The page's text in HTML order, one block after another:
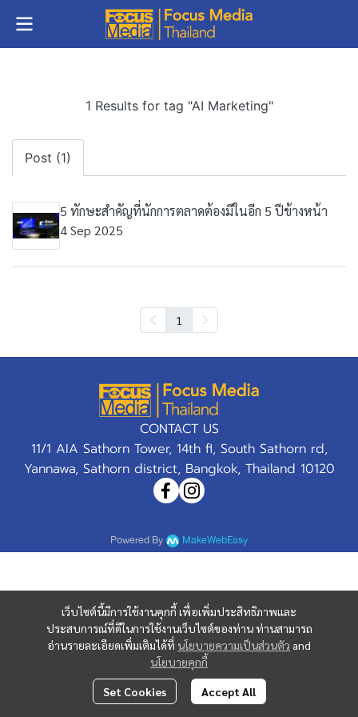
1 Results for tag "AI Marketing"
Post (1)
5 ทักษะสำคัญที่นักการตลาดต้องมีในอีก 5 ปีข้างหน้า
4 Sep 2025
1
เว็บไซต์นี้มีการใช้งานคุกกี้ เพื่อเพิ่มประสิทธิภาพและ
ประสบการณ์ที่ดีในการใช้งานเว็บไซต์ของท่าน ท่านสามารถ
อ่านรายละเอียดเพิ่มเติมได้ที่ นโยบายความเป็นส่วนตัว and
นโยบายคุกกี้
Set Cookies Accept All
CONTACT US
11/1 AIA Sathorn Tower, 14th fl, South Sathorn rd,
Yannawa, Sathorn district, Bangkok, Thailand 10120
Powered By MakeWebEasy